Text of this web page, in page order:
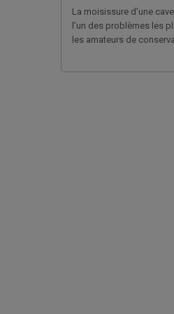
La moisissure d'une
l’un des problèmes les
les amateurs de